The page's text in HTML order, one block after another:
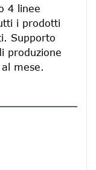
4 linee
i prodotti
Supporto
produzione
mese.